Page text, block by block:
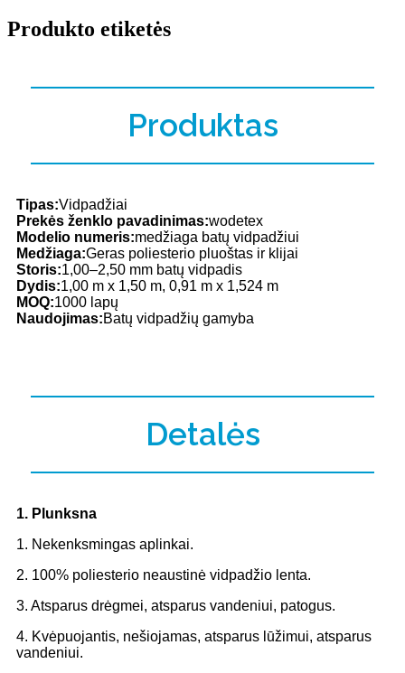
Produkto etiketės
Produktas
Tipas:Vidpadžiai
Prekės ženklo pavadinimas:wodetex
Modelio numeris:medžiaga batų vidpadžiui
Medžiaga:Geras poliesterio pluoštas ir klijai
Storis:1,00–2,50 mm batų vidpadis
Dydis:1,00 m x 1,50 m, 0,91 m x 1,524 m
MOQ:1000 lapų
Naudojimas:Batų vidpadžių gamyba
Detalės
1. Plunksna
1. Nekenksmingas aplinkai.
2. 100% poliesterio neaustinė vidpadžio lenta.
3. Atsparus drėgmei, atsparus vandeniui, patogus.
4. Kvėpuojantis, nešiojamas, atsparus lūžimui, atsparus
vandeniui.